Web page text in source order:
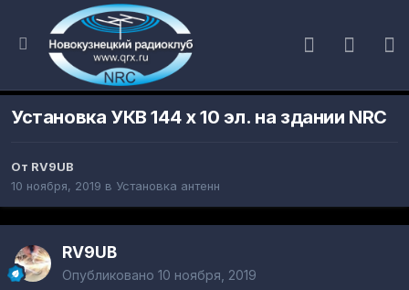
Установка УКВ 144 х 10 эл. на здании NRC
От RV9UB
10 ноября, 2019 в Установка антенн
RV9UB
Опубликовано 10 ноября, 2019